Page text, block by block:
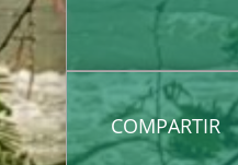
COMPARTIR